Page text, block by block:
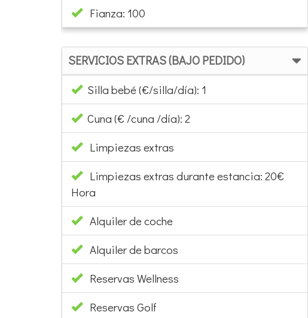
Fianza: 100
SERVICIOS EXTRAS (BAJO PEDIDO)
Silla bebé (€/silla/día): 1
Cuna (€ /cuna /día): 2
Limpiezas extras
Limpiezas extras durante estancia: 20€
Hora
Alquiler de coche
Alquiler de barcos
Reservas Wellness
Reservas Golf